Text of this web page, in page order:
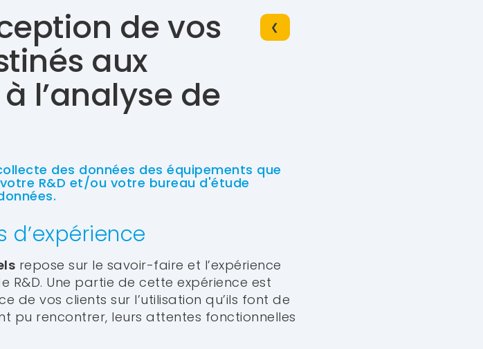
de vos
aux
l’analyse de
❮
des données des équipements que
R&D et/ou votre bureau d'étude
repose sur le savoir-faire et l’expérience
R&D. Une partie de cette expérience est
de vos clients sur l’utilisation qu’ils font de
pu rencontrer, leurs attentes fonctionnelles